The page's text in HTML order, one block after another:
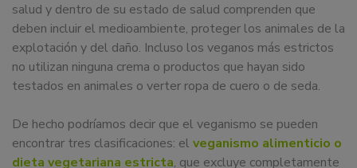
salud y dentro de su estado de salud comprenden que
deben incluir el medioambiente, proteger los animales de la
explotación y del daño. Incluso los veganos más estrictos
no utilizan ninguna crema o productos que hayan sido
testados en animales o verter ropa de cuero o de seda.
De hecho podríamos decir que el veganismo se pueden
encontrar tres clasificaciones: el veganismo alimenticio o
dieta vegetariana estricta, que excluye completamente